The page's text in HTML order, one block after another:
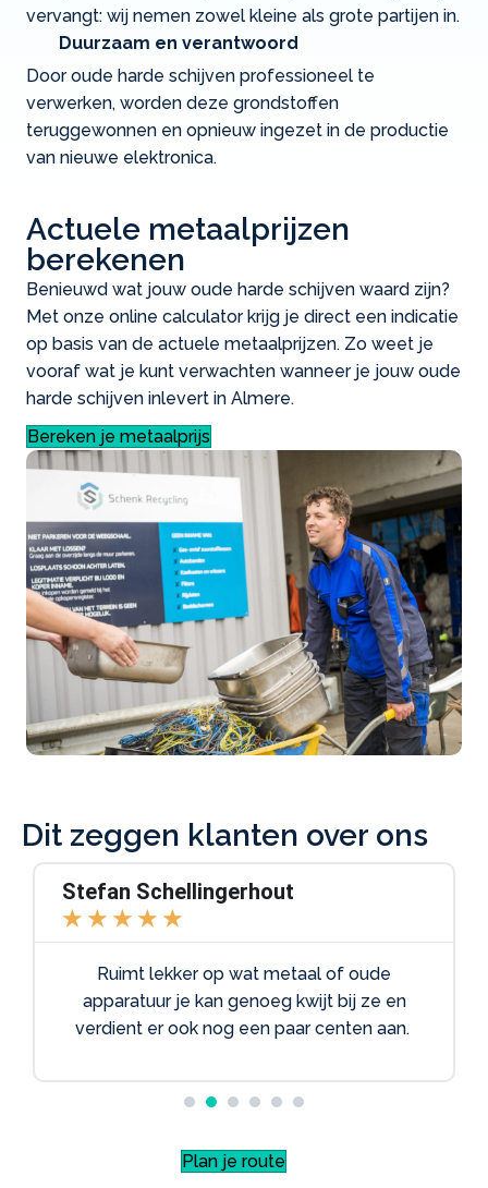
vervangt: wij nemen zowel kleine als grote partijen in.
Duurzaam en verantwoord
Door oude harde schijven professioneel te
verwerken, worden deze grondstoffen
teruggewonnen en opnieuw ingezet in de productie
van nieuwe elektronica.
Actuele metaalprijzen
berekenen
Benieuwd wat jouw oude harde schijven waard zijn?
Met onze online calculator krijg je direct een indicatie
op basis van de actuele metaalprijzen. Zo weet je
vooraf wat je kunt verwachten wanneer je jouw oude
harde schijven inlevert in Almere.
Bereken je metaalprijs
Dit zeggen klanten over ons
Stefan Schellingerhout
★ ★ ★ ★ ★
Ruimt lekker op wat metaal of oude
apparatuur je kan genoeg kwijt bij ze en
verdient er ook nog een paar centen aan.
Plan je route